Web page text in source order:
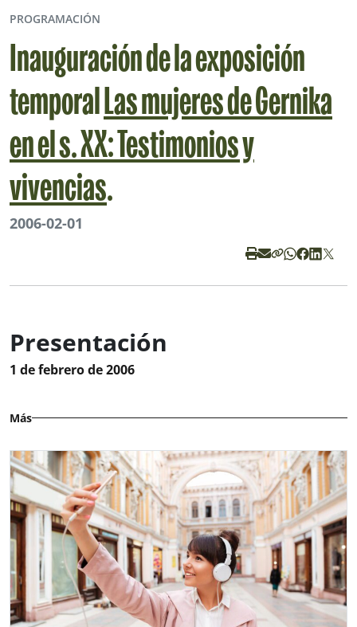
PROGRAMACIÓN
Inauguración de la exposición
temporalLas mujeres de Gernika
en el s. XX: Testimonios y
vivencias.
2006-02-01
Presentación
1 de febrero de 2006
Más